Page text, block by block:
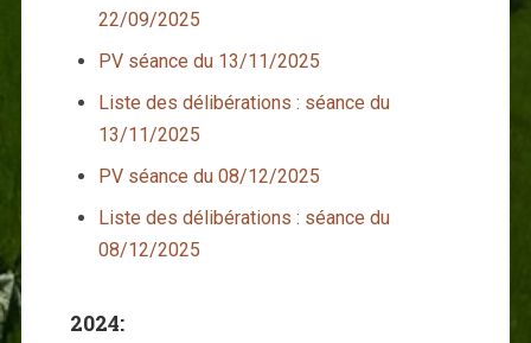
22/09/2025
PV séance du 13/11/2025
Liste des délibérations : séance du
13/11/2025
PV séance du 08/12/2025
Liste des délibérations : séance du
08/12/2025
2024: